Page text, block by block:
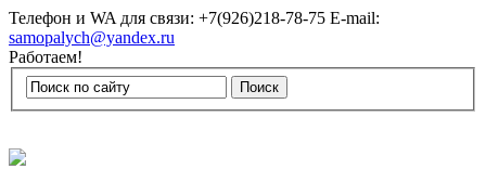
Телефон и WA для связи: +7(926)218-78-75 E-mail:
samopalych@yandex.ru
Работаем!